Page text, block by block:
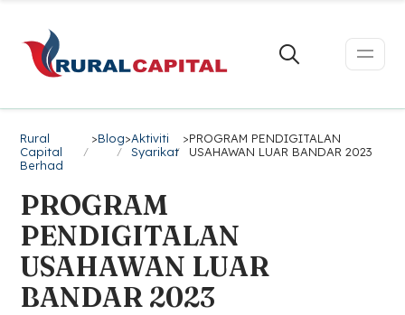
Rural
Capital
Berhad
>Blog>Aktiviti
Syarikat
>PROGRAM PENDIGITALAN
USAHAWAN LUAR BANDAR 2023
PROGRAM
PENDIGITALAN
USAHAWAN LUAR
BANDAR 2023